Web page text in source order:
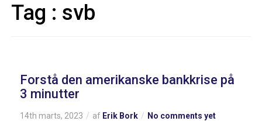
Tag : svb
Forstå den amerikanske bankkrise på
3 minutter
14th marts, 2023 af Erik Bork No comments yet